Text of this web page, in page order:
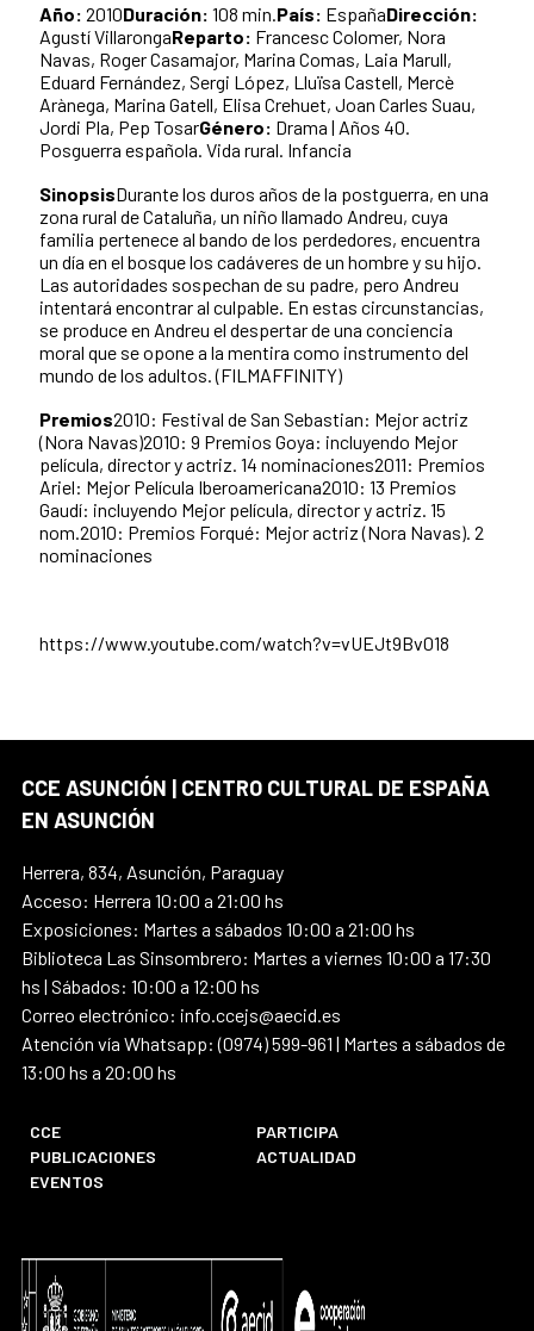
Año: 2010Duración: 108 min.País: EspañaDirección:
Agustí VillarongaReparto: Francesc Colomer, Nora
Navas, Roger Casamajor, Marina Comas, Laia Marull,
Eduard Fernández, Sergi López, Lluïsa Castell, Mercè
Arànega, Marina Gatell, Elisa Crehuet, Joan Carles Suau,
Jordi Pla, Pep TosarGénero: Drama | Años 40.
Posguerra española. Vida rural. Infancia
SinopsisDurante los duros años de la postguerra, en una
zona rural de Cataluña, un niño llamado Andreu, cuya
familia pertenece al bando de los perdedores, encuentra
un día en el bosque los cadáveres de un hombre y su hijo.
Las autoridades sospechan de su padre, pero Andreu
intentará encontrar al culpable. En estas circunstancias,
se produce en Andreu el despertar de una conciencia
moral que se opone a la mentira como instrumento del
mundo de los adultos. (FILMAFFINITY)
Premios2010: Festival de San Sebastian: Mejor actriz
(Nora Navas)2010: 9 Premios Goya: incluyendo Mejor
película, director y actriz. 14 nominaciones2011: Premios
Ariel: Mejor Película Iberoamericana2010: 13 Premios
Gaudí: incluyendo Mejor película, director y actriz. 15
nom.2010: Premios Forqué: Mejor actriz (Nora Navas). 2
nominaciones
https://www.youtube.com/watch?v=vUEJt9Bv018
CCE ASUNCIÓN | CENTRO CULTURAL DE ESPAÑA
EN ASUNCIÓN
Herrera, 834, Asunción, Paraguay
Acceso: Herrera 10:00 a 21:00 hs
Exposiciones: Martes a sábados 10:00 a 21:00 hs
Biblioteca Las Sinsombrero: Martes a viernes 10:00 a 17:30
hs | Sábados: 10:00 a 12:00 hs
Correo electrónico: info.ccejs@aecid.es
Atención vía Whatsapp: (0974) 599-961 | Martes a sábados de
13:00 hs a 20:00 hs
CCE
PARTICIPA
PUBLICACIONES
ACTUALIDAD
EVENTOS